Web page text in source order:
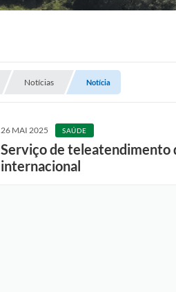
Notícias Notícia
26 MAI 2025 SAÚDE
Serviço de teleatendimento
internacional